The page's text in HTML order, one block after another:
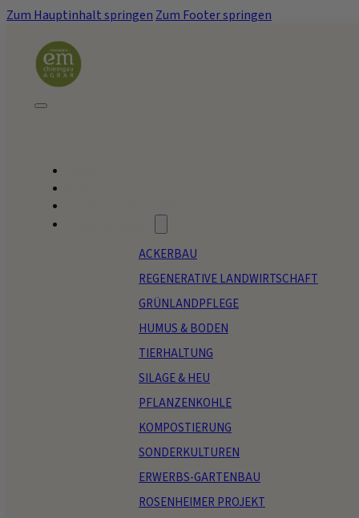
Zum Hauptinhalt springen Zum Footer springen
ACKERBAU
REGENERATIVE LANDWIRTSCHAFT
GRÜNLANDPFLEGE
HUMUS & BODEN
TIERHALTUNG
SILAGE & HEU
PFLANZENKOHLE
KOMPOSTIERUNG
SONDERKULTUREN
ERWERBS-GARTENBAU
ROSENHEIMER PROJEKT